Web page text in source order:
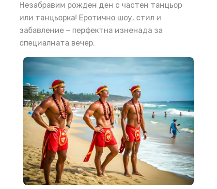
Незабравим рожден ден с частен танцьор
или танцьорка! Еротично шоу, стил и
забавление – перфектна изненада за
специалната вечер.